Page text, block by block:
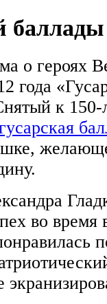
баллады
о героях
года
к
во